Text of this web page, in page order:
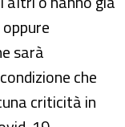
sarà
che
criticità in